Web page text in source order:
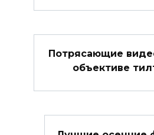
Потрясающие
объективе